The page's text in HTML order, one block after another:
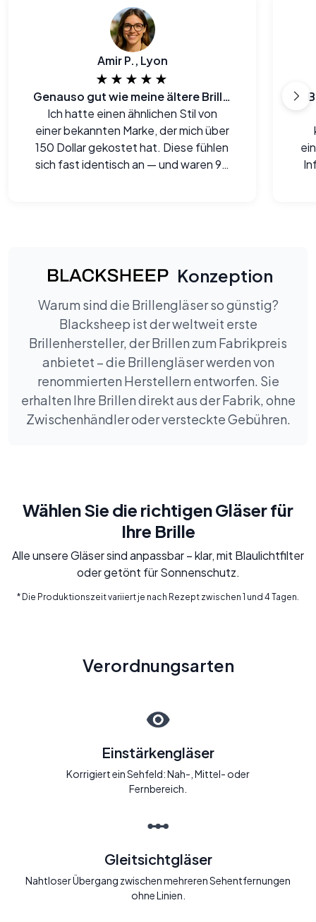
Amir P., Lyon
★★★★★
Genauso gut wie meine ältere Brille einer großen Marke
Ich hatte einen ähnlichen Stil von
einer bekannten Marke, der mich über
150 Dollar gekostet hat. Diese fühlen
sich fast identisch an — und waren 90
Konzeption
Warum sind die Brillengläser so günstig?
Blacksheep ist der weltweit erste
Brillenhersteller, der Brillen zum Fabrikpreis
anbietet – die Brillengläser werden von
renommierten Herstellern entworfen. Sie
erhalten Ihre Brillen direkt aus der Fabrik, ohne
Zwischenhändler oder versteckte Gebühren.
Wählen Sie die richtigen Gläser für
Ihre Brille
Alle unsere Gläser sind anpassbar – klar, mit Blaulichtfilter
oder getönt für Sonnenschutz.
* Die Produktionszeit variiert je nach Rezept zwischen 1 und 4 Tagen.
Verordnungsarten
Einstärkengläser
Korrigiert ein Sehfeld: Nah-, Mittel- oder
Fernbereich.
Gleitsichtgläser
Nahtloser Übergang zwischen mehreren Sehentfernungen
ohne Linien.